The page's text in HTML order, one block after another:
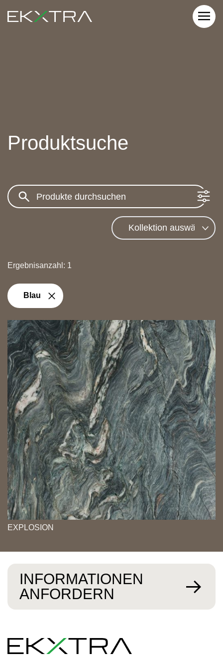
Produktsuche
Search:
Ergebnisanzahl: 1
Blau
EXPLOSION
INFORMATIONEN
ANFORDERN